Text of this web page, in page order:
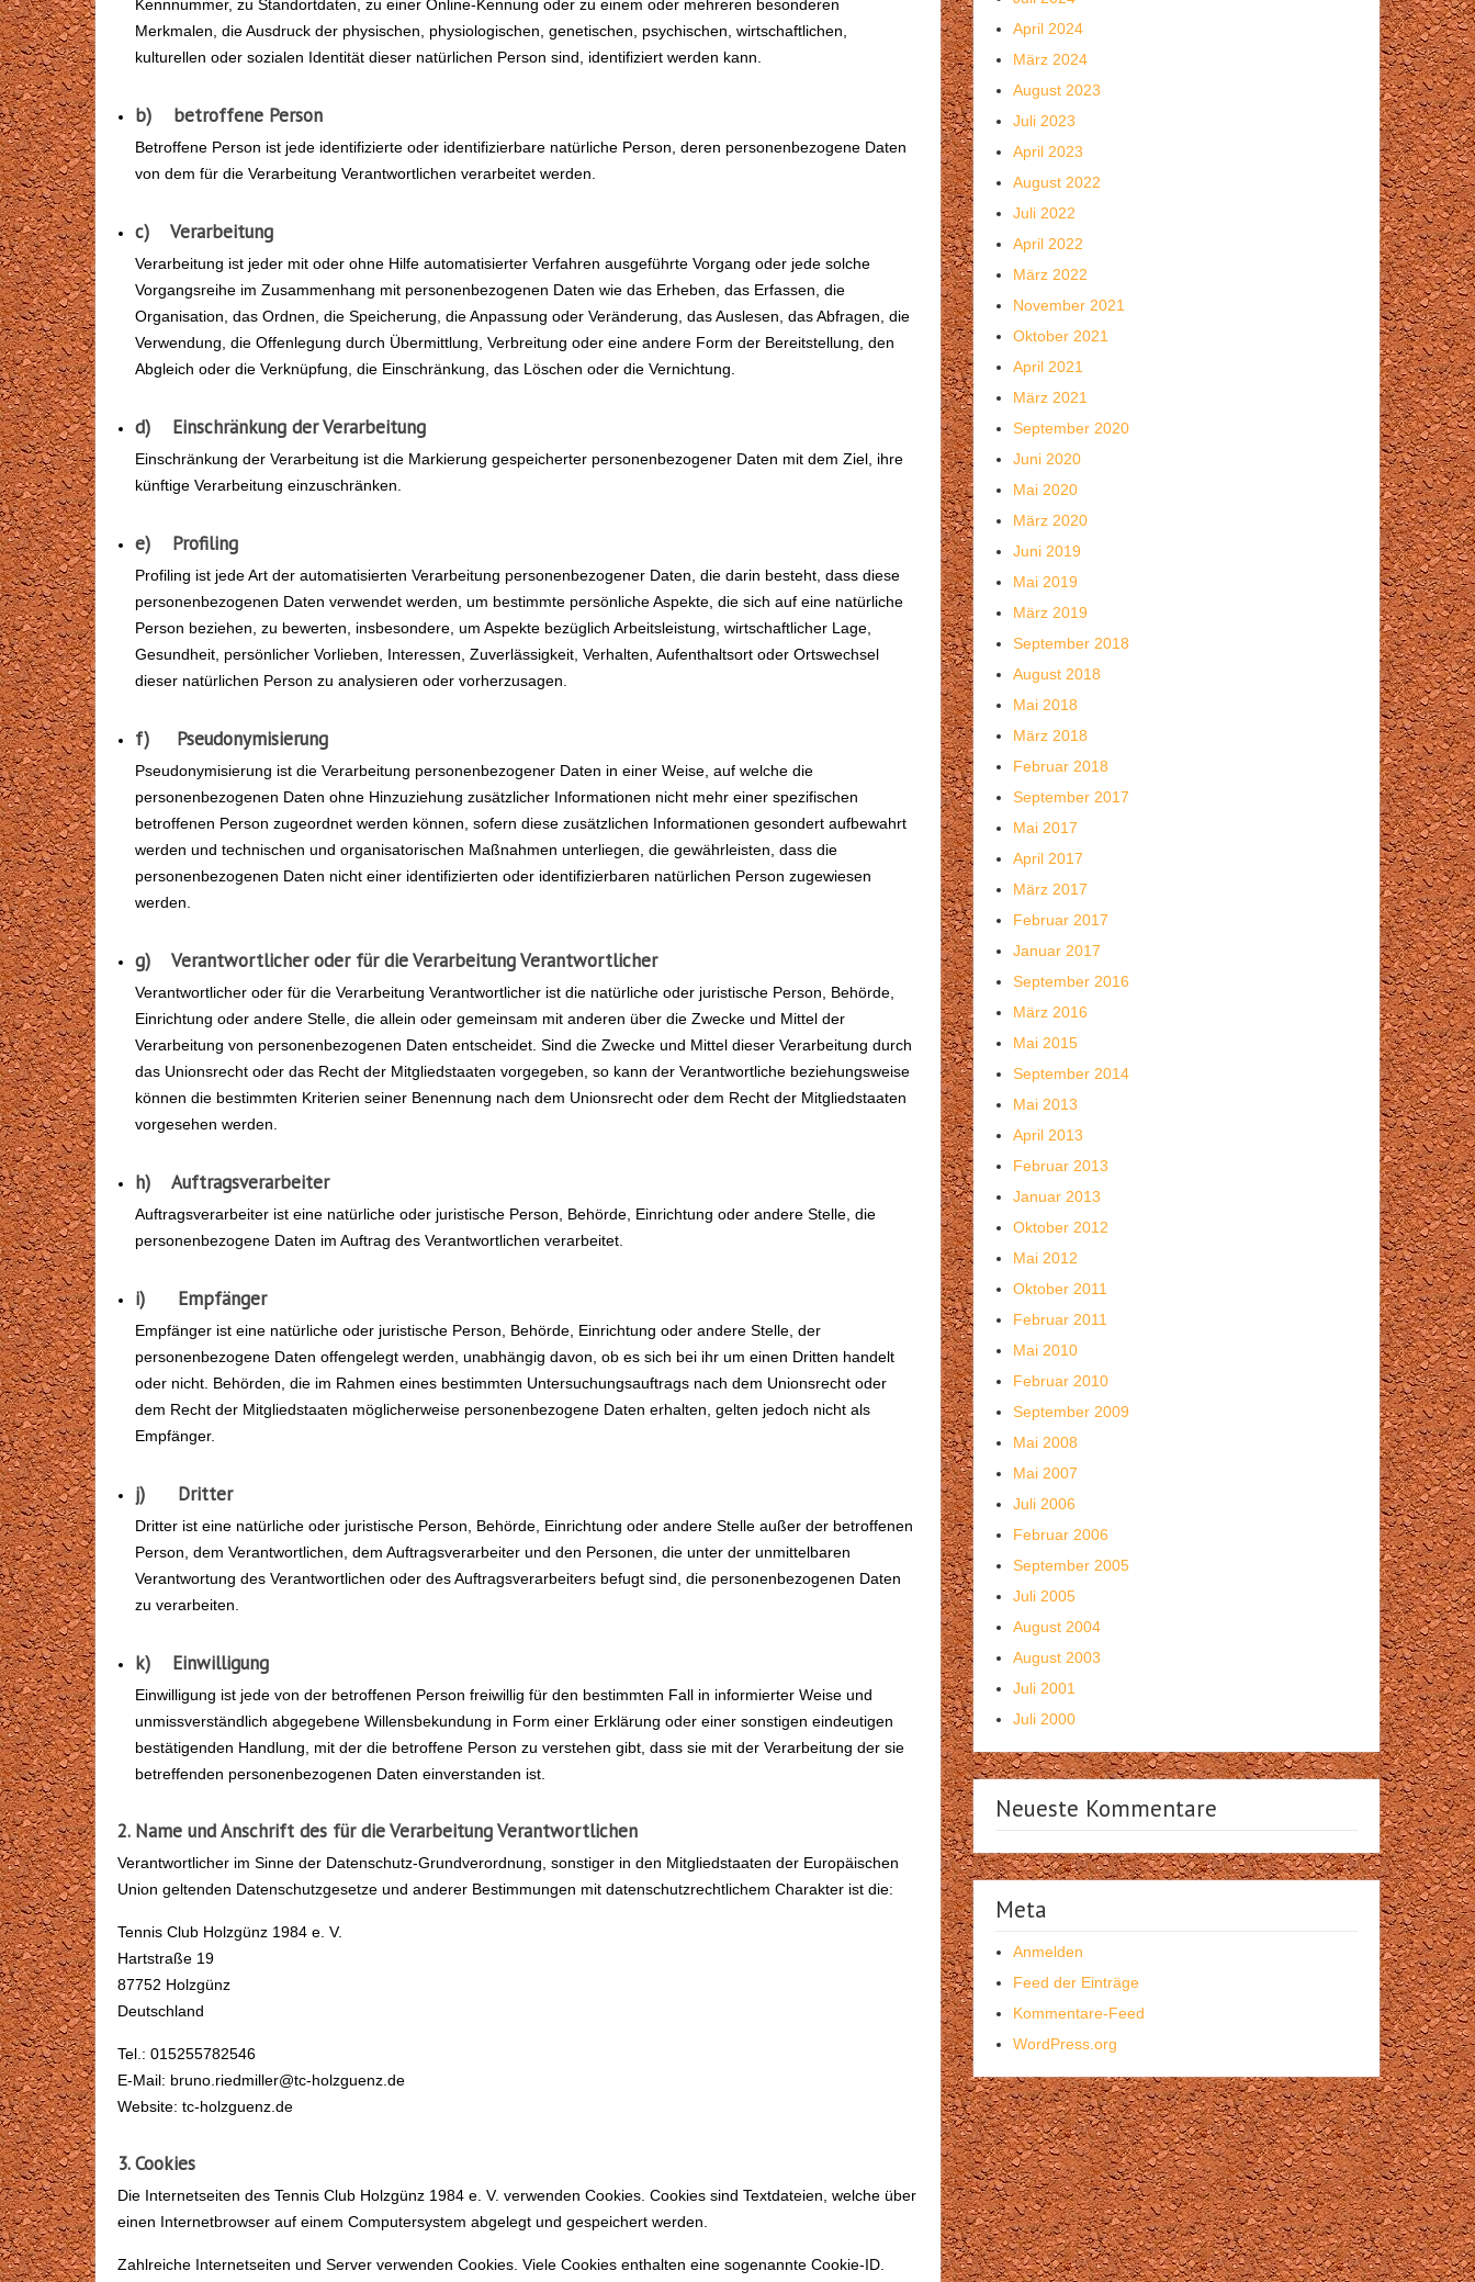
Kennnummer, zu Standortdaten, zu einer Online-Kennung oder zu einem oder mehreren besonderen
Merkmalen, die Ausdruck der physischen, physiologischen, genetischen, psychischen, wirtschaftlichen,
kulturellen oder sozialen Identität dieser natürlichen Person sind, identifiziert werden kann.
b) betroffene Person
Betroffene Person ist jede identifizierte oder identifizierbare natürliche Person, deren personenbezogene Daten
von dem für die Verarbeitung Verantwortlichen verarbeitet werden.
c) Verarbeitung
Verarbeitung ist jeder mit oder ohne Hilfe automatisierter Verfahren ausgeführte Vorgang oder jede solche
Vorgangsreihe im Zusammenhang mit personenbezogenen Daten wie das Erheben, das Erfassen, die
Organisation, das Ordnen, die Speicherung, die Anpassung oder Veränderung, das Auslesen, das Abfragen, die
Verwendung, die Offenlegung durch Übermittlung, Verbreitung oder eine andere Form der Bereitstellung, den
Abgleich oder die Verknüpfung, die Einschränkung, das Löschen oder die Vernichtung.
d) Einschränkung der Verarbeitung
Einschränkung der Verarbeitung ist die Markierung gespeicherter personenbezogener Daten mit dem Ziel, ihre
künftige Verarbeitung einzuschränken.
e) Profiling
Profiling ist jede Art der automatisierten Verarbeitung personenbezogener Daten, die darin besteht, dass diese
personenbezogenen Daten verwendet werden, um bestimmte persönliche Aspekte, die sich auf eine natürliche
Person beziehen, zu bewerten, insbesondere, um Aspekte bezüglich Arbeitsleistung, wirtschaftlicher Lage,
Gesundheit, persönlicher Vorlieben, Interessen, Zuverlässigkeit, Verhalten, Aufenthaltsort oder Ortswechsel
dieser natürlichen Person zu analysieren oder vorherzusagen.
f) Pseudonymisierung
Pseudonymisierung ist die Verarbeitung personenbezogener Daten in einer Weise, auf welche die
personenbezogenen Daten ohne Hinzuziehung zusätzlicher Informationen nicht mehr einer spezifischen
betroffenen Person zugeordnet werden können, sofern diese zusätzlichen Informationen gesondert aufbewahrt
werden und technischen und organisatorischen Maßnahmen unterliegen, die gewährleisten, dass die
personenbezogenen Daten nicht einer identifizierten oder identifizierbaren natürlichen Person zugewiesen
werden.
g) Verantwortlicher oder für die Verarbeitung Verantwortlicher
Verantwortlicher oder für die Verarbeitung Verantwortlicher ist die natürliche oder juristische Person, Behörde,
Einrichtung oder andere Stelle, die allein oder gemeinsam mit anderen über die Zwecke und Mittel der
Verarbeitung von personenbezogenen Daten entscheidet. Sind die Zwecke und Mittel dieser Verarbeitung durch
das Unionsrecht oder das Recht der Mitgliedstaaten vorgegeben, so kann der Verantwortliche beziehungsweise
können die bestimmten Kriterien seiner Benennung nach dem Unionsrecht oder dem Recht der Mitgliedstaaten
vorgesehen werden.
h) Auftragsverarbeiter
Auftragsverarbeiter ist eine natürliche oder juristische Person, Behörde, Einrichtung oder andere Stelle, die
personenbezogene Daten im Auftrag des Verantwortlichen verarbeitet.
i) Empfänger
Empfänger ist eine natürliche oder juristische Person, Behörde, Einrichtung oder andere Stelle, der
personenbezogene Daten offengelegt werden, unabhängig davon, ob es sich bei ihr um einen Dritten handelt
oder nicht. Behörden, die im Rahmen eines bestimmten Untersuchungsauftrags nach dem Unionsrecht oder
dem Recht der Mitgliedstaaten möglicherweise personenbezogene Daten erhalten, gelten jedoch nicht als
Empfänger.
j) Dritter
Dritter ist eine natürliche oder juristische Person, Behörde, Einrichtung oder andere Stelle außer der betroffenen
Person, dem Verantwortlichen, dem Auftragsverarbeiter und den Personen, die unter der unmittelbaren
Verantwortung des Verantwortlichen oder des Auftragsverarbeiters befugt sind, die personenbezogenen Daten
zu verarbeiten.
k) Einwilligung
Einwilligung ist jede von der betroffenen Person freiwillig für den bestimmten Fall in informierter Weise und
unmissverständlich abgegebene Willensbekundung in Form einer Erklärung oder einer sonstigen eindeutigen
bestätigenden Handlung, mit der die betroffene Person zu verstehen gibt, dass sie mit der Verarbeitung der sie
betreffenden personenbezogenen Daten einverstanden ist.
2. Name und Anschrift des für die Verarbeitung Verantwortlichen
Verantwortlicher im Sinne der Datenschutz-Grundverordnung, sonstiger in den Mitgliedstaaten der Europäischen
Union geltenden Datenschutzgesetze und anderer Bestimmungen mit datenschutzrechtlichem Charakter ist die:
Tennis Club Holzgünz 1984 e. V.
Hartstraße 19
87752 Holzgünz
Deutschland
Tel.: 015255782546
E-Mail: bruno.riedmiller@tc-holzguenz.de
Website: tc-holzguenz.de
3. Cookies
Die Internetseiten des Tennis Club Holzgünz 1984 e. V. verwenden Cookies. Cookies sind Textdateien, welche über
einen Internetbrowser auf einem Computersystem abgelegt und gespeichert werden.
Zahlreiche Internetseiten und Server verwenden Cookies. Viele Cookies enthalten eine sogenannte Cookie-ID.
April 2024
März 2024
August 2023
Juli 2023
April 2023
August 2022
Juli 2022
April 2022
März 2022
November 2021
Oktober 2021
April 2021
März 2021
September 2020
Juni 2020
Mai 2020
März 2020
Juni 2019
Mai 2019
März 2019
September 2018
August 2018
Mai 2018
März 2018
Februar 2018
September 2017
Mai 2017
April 2017
März 2017
Februar 2017
Januar 2017
September 2016
März 2016
Mai 2015
September 2014
Mai 2013
April 2013
Februar 2013
Januar 2013
Oktober 2012
Mai 2012
Oktober 2011
Februar 2011
Mai 2010
Februar 2010
September 2009
Mai 2008
Mai 2007
Juli 2006
Februar 2006
September 2005
Juli 2005
August 2004
August 2003
Juli 2001
Juli 2000
Neueste Kommentare
Meta
Anmelden
Feed der Einträge
Kommentare-Feed
WordPress.org